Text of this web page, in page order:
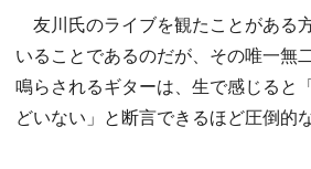
友川氏のライブを観たことがある
いることであるのだが、その唯一無
鳴らされるギターは、生で感じると
どいない」と断言できるほど圧倒的